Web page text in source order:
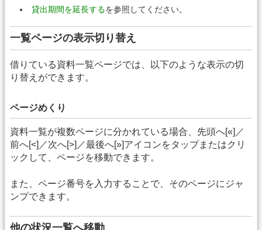
貸出期間を延長するを参照してください。
一覧ページの表示切り替え
借りている資料一覧ページでは、以下のような表示の切
り替えができます。
ページめくり
資料一覧が複数ページに分かれている場合、先頭へ[«]／
前へ[<]／次へ[>]／最後へ[»]アイコンをタップまたはクリ
ックして、ページを移動できます。
また、ページ番号を入力することで、そのページにジャ
ンプできます。
他の状況一覧へ移動